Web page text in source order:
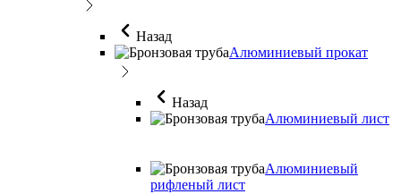
Назад
Алюминиевый прокат
Назад
Алюминиевый лист
Алюминиевый
рифленый лист